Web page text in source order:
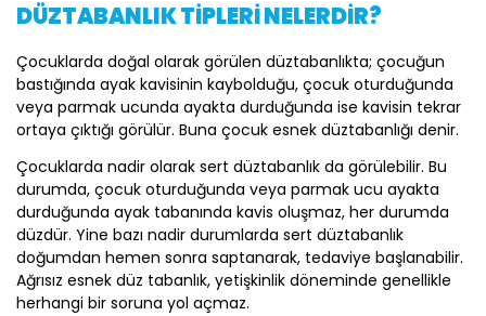
DÜZTABANLIK TİPLERİ NELERDİR?
Çocuklarda doğal olarak görülen düztabanlıkta; çocuğun
bastığında ayak kavisinin kaybolduğu, çocuk oturduğunda
veya parmak ucunda ayakta durduğunda ise kavisin tekrar
ortaya çıktığı görülür. Buna çocuk esnek düztabanlığı denir.
Çocuklarda nadir olarak sert düztabanlık da görülebilir. Bu
durumda, çocuk oturduğunda veya parmak ucu ayakta
durduğunda ayak tabanında kavis oluşmaz, her durumda
düzdür. Yine bazı nadir durumlarda sert düztabanlık
doğumdan hemen sonra saptanarak, tedaviye başlanabilir.
Ağrısız esnek düz tabanlık, yetişkinlik döneminde genellikle
herhangi bir soruna yol açmaz.